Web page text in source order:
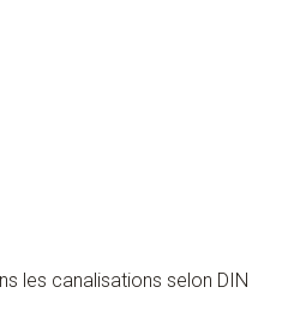
les canalisations selon DIN